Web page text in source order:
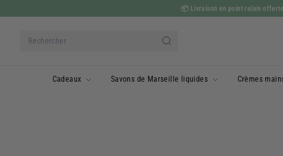
au
📦 Livraison en point relais
Search
Cadeaux Savons de Marseille liquides Crèmes